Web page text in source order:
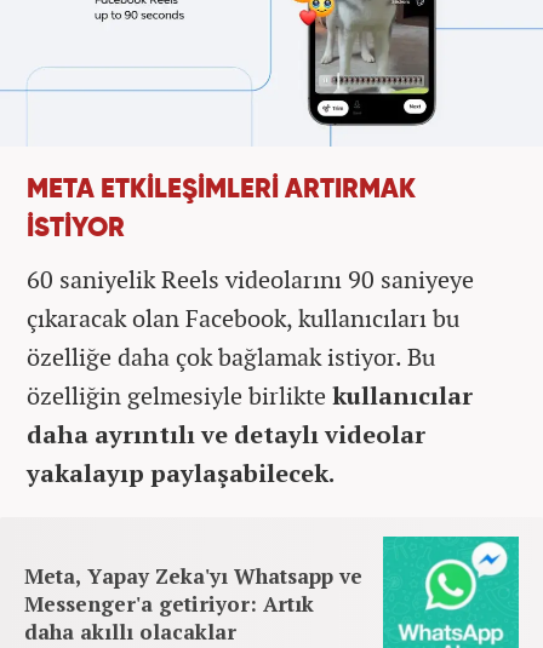
META ETKİLEŞİMLERİ ARTIRMAK
İSTİYOR
60 saniyelik Reels videolarını 90 saniyeye
çıkaracak olan Facebook, kullanıcıları bu
özelliğe daha çok bağlamak istiyor. Bu
özelliğin gelmesiyle birlikte kullanıcılar
daha ayrıntılı ve detaylı videolar
yakalayıp paylaşabilecek.
Meta, Yapay Zeka'yı Whatsapp ve
Messenger'a getiriyor: Artık
daha akıllı olacaklar